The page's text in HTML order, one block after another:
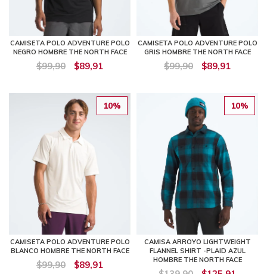
CAMISETA POLO ADVENTURE POLO
NEGRO HOMBRE THE NORTH FACE
$99,90 $89,91
CAMISETA POLO ADVENTURE POLO
GRIS HOMBRE THE NORTH FACE
$99,90 $89,91
10%
CAMISETA POLO ADVENTURE POLO
BLANCO HOMBRE THE NORTH FACE
$99,90 $89,91
10%
CAMISA ARROYO LIGHTWEIGHT
FLANNEL SHIRT -PLAID AZUL
HOMBRE THE NORTH FACE